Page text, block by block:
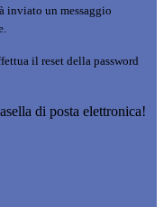
inviato un messaggio
il reset della password
di posta elettronica!